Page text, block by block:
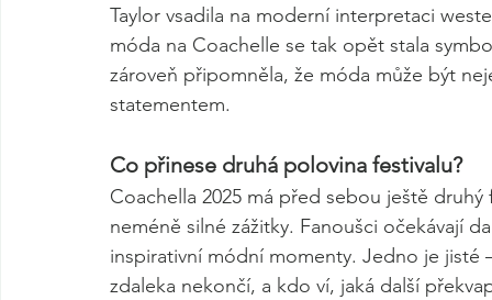
Taylor vsadila na moderní interpretaci
móda na Coachelle se tak opět stala
zároveň připomněla, že móda může být
statementem.
Co přinese druhá polovina festivalu?
Coachella 2025 má před sebou ještě
neméně silné zážitky. Fanoušci očekávají
inspirativní módní momenty. Jedno je
zdaleka nekončí, a kdo ví, jaká další